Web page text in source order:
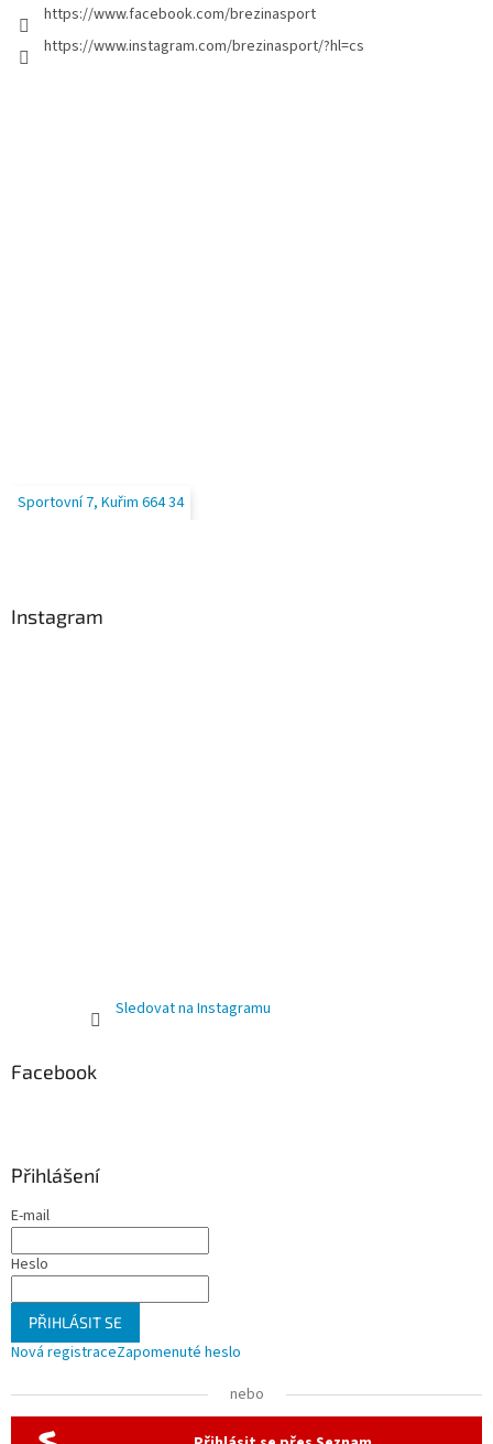
https://www.facebook.com/brezinasport
https://www.instagram.com/brezinasport/?hl=cs
Sportovní 7, Kuřim 664 34
Instagram
Sledovat na Instagramu
Facebook
Přihlášení
E-mail
Heslo
PŘIHLÁSIT SE
Nová registraceZapomenuté heslo
nebo